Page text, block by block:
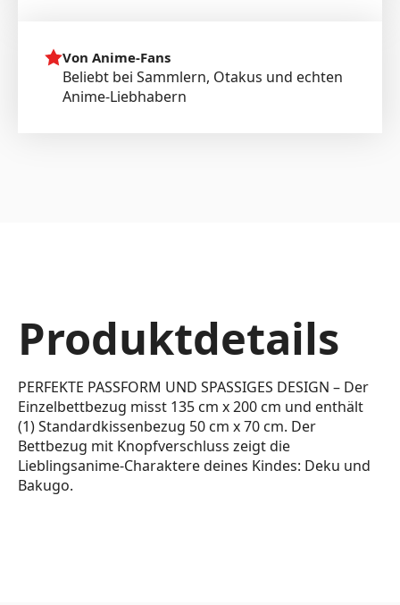
Von Anime-Fans
Beliebt bei Sammlern, Otakus und echten
Anime-Liebhabern
Produktdetails
PERFEKTE PASSFORM UND SPASSIGES DESIGN – Der
Einzelbettbezug misst 135 cm x 200 cm und enthält
(1) Standardkissenbezug 50 cm x 70 cm. Der
Bettbezug mit Knopfverschluss zeigt die
Lieblingsanime-Charaktere deines Kindes: Deku und
Bakugo.